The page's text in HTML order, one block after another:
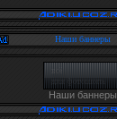
Наши баннеры
Наши баннеры